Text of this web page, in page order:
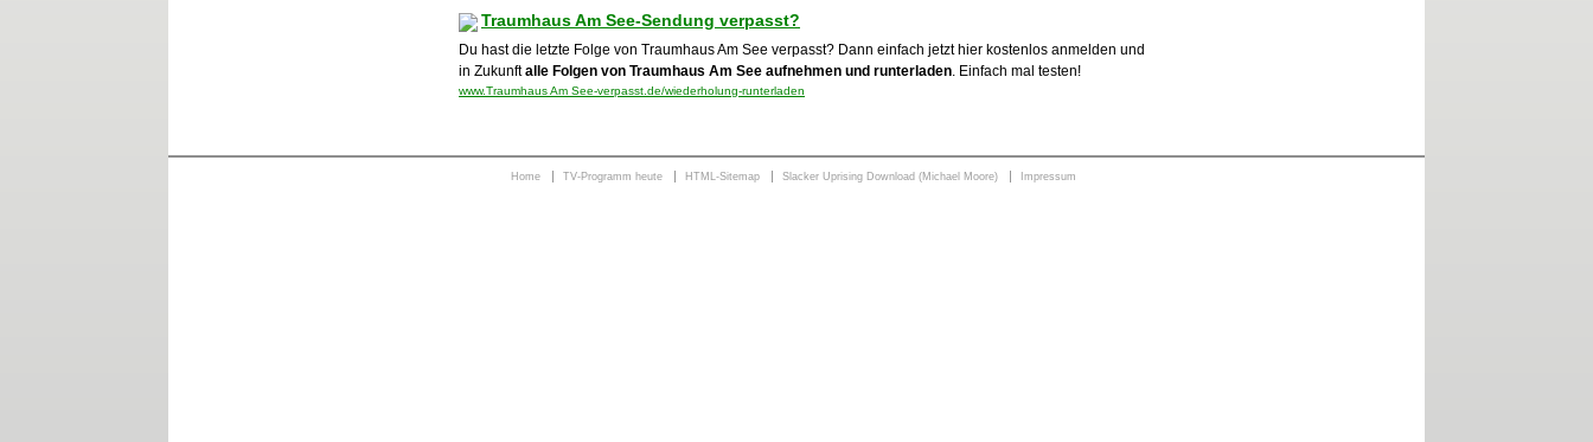
Traumhaus Am See-Sendung verpasst?
Du hast die letzte Folge von Traumhaus Am See verpasst? Dann einfach jetzt hier kostenlos anmelden und
in Zukunftalle Folgen von Traumhaus Am See aufnehmen und runterladen. Einfach mal testen!
www.Traumhaus Am See-verpasst.de/wiederholung-runterladen
Home TV-Programm heute HTML-Sitemap Slacker Uprising Download (Michael Moore) Impressum